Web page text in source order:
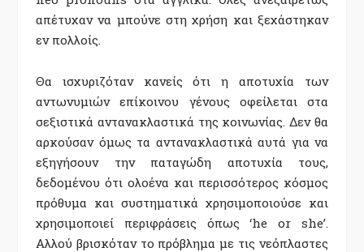
απέτυχαν να μπούνε στη χρήση και ξεχάστηκαν
εν πολλοίς.
Θα ισχυριζόταν κανείς ότι η αποτυχία των
αντωνυμιών επίκοινου γένους οφείλεται στα
σεξιστικά αντανακλαστικά της κοινωνίας. Δεν θα
αρκούσαν όμως τα αντανακλαστικά αυτά για να
εξηγήσουν την παταγώδη αποτυχία τους,
δεδομένου ότι ολοένα και περισσότερος κόσμος
πρόθυμα και συστηματικά χρησιμοποιούσε και
χρησιμοποιεί περιφράσεις όπως ‘he or she’.
Αλλού βρισκόταν το πρόβλημα με τις νεόπλαστες